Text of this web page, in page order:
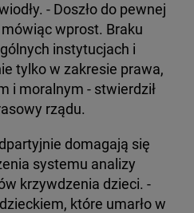
- Doszło do pewnej
wprost. Braku
instytucjach i
tylko w zakresie prawa,
i moralnym - stwierdził
rządu.
domagają się
systemu analizy
krzywdzenia dzieci. -
które umarło w